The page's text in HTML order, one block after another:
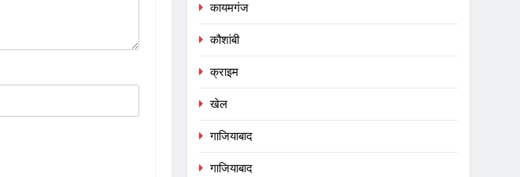
कायमगंज
कौशांबी
क्राइम
खेल
गाजियाबाद
गाजियाबाद